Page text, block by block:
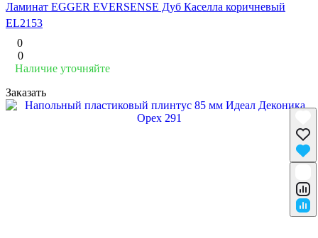
Ламинат EGGER EVERSENSE Дуб Каселла коричневый
EL2153
0
0
Наличие уточняйте
Заказать